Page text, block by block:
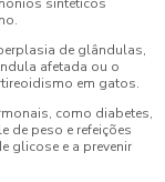
de glândulas,
afetada ou o
em gatos.
como diabetes,
de peso e refeições
glicose e a prevenir